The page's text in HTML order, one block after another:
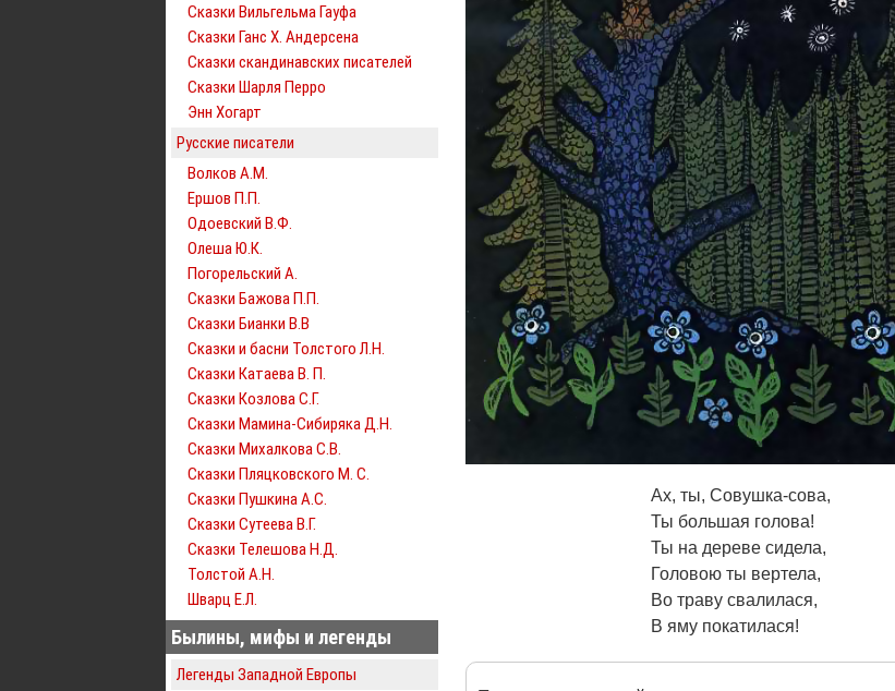
Сказки Вильгельма Гауфа
Сказки Ганс Х. Андерсена
Сказки скандинавских писателей
Сказки Шарля Перро
Энн Хогарт
Русские писатели
Волков А.М.
Ершов П.П.
Одоевский В.Ф.
Олеша Ю.К.
Погорельский А.
Сказки Бажова П.П.
Сказки Бианки В.В
Сказки и басни Толстого Л.Н.
Сказки Катаева В. П.
Сказки Козлова С.Г.
Сказки Мамина-Сибиряка Д.Н.
Сказки Михалкова С.В.
Сказки Пляцковского М. С.
Сказки Пушкина А.С.
Сказки Сутеева В.Г.
Сказки Телешова Н.Д.
Толстой А.Н.
Шварц Е.Л.
Былины, мифы и легенды
Легенды Западной Европы
Ах, ты, Совушка-сова,
Ты большая голова!
Ты на дереве сидела,
Головою ты вертела,
Во траву свалилася,
В яму покатилася!